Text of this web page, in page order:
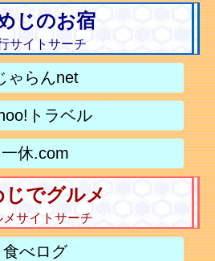
じのお宿
サイトサーチ
ゃらんnet
トラベル
一休.com
じでグルメ
メサイトサーチ
食べログ